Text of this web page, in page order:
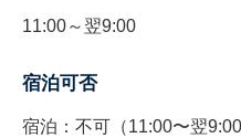
11:00～翌9:00
宿泊可否
宿泊：不可（11:00〜翌